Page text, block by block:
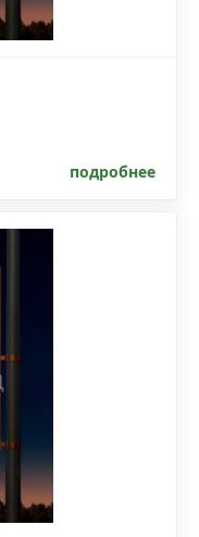
подробнее